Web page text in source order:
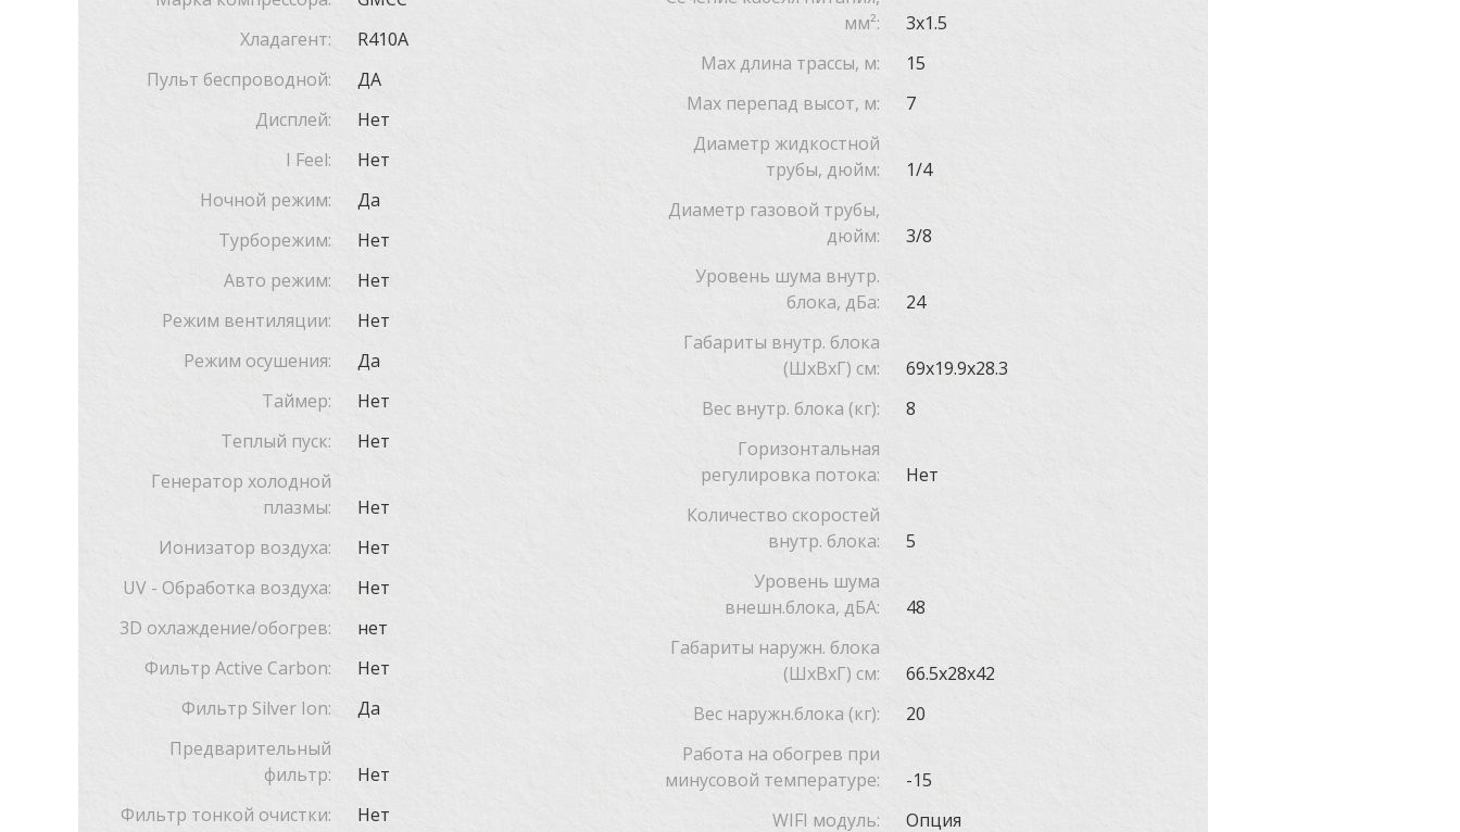
Хладагент:
R410A
Пульт беспроводной:
ДА
Дисплей:
Нет
I Feel:
Нет
Ночной режим:
Да
Турборежим:
Нет
Авто режим:
Нет
Режим вентиляции:
Нет
Режим осушения:
Да
Таймер:
Нет
Теплый пуск:
Нет
Генератор холодной
плазмы:
Нет
Ионизатор воздуха:
Нет
UV - Обработка воздуха:
Нет
3D охлаждение/обогрев:
нет
Фильтр Active Carbon:
Нет
Фильтр Silver Ion:
Да
Предварительный
фильтр:
Нет
Фильтр тонкой очистки:
Нет
мм²:
3x1.5
Max длина трассы, м:
15
Max перепад высот, м:
7
Диаметр жидкостной
трубы, дюйм:
1/4
Диаметр газовой трубы,
дюйм:
3/8
Уровень шума внутр.
блока, дБа:
24
Габариты внутр. блока
(ШxВxГ) см:
69x19.9x28.3
Вес внутр. блока (кг):
8
Горизонтальная
регулировка потока:
Нет
Количество скоростей
внутр. блока:
5
Уровень шума
внешн.блока, дБА:
48
Габариты наружн. блока
(ШxВxГ) см:
66.5x28x42
Вес наружн.блока (кг):
20
Работа на обогрев при
минусовой температуре:
-15
WIFI модуль:
Опция